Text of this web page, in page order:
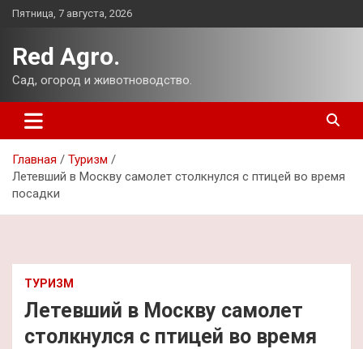
Перейти
Пятница, 7 августа, 2026
Red Agro.
Сад, огород и животноводство.
Главная
Туризм
Летевший в Москву самолет столкнулся с птицей во время
посадки
ТУРИЗМ
Летевший в Москву самолет
столкнулся с птицей во время